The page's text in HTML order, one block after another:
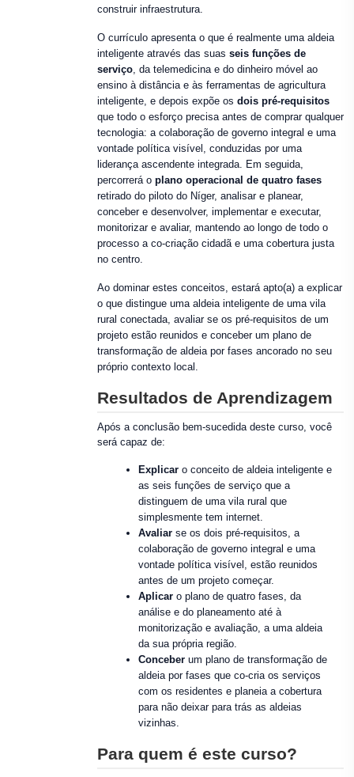
construir infraestrutura.
O currículo apresenta o que é realmente uma aldeia
inteligente através das suas seis funções de
serviço , da telemedicina e do dinheiro móvel ao
ensino à distância e às ferramentas de agricultura
inteligente, e depois expõe os dois pré-requisitos
que todo o esforço precisa antes de comprar qualquer
tecnologia: a colaboração de governo integral e uma
vontade política visível, conduzidas por uma
liderança ascendente integrada. Em seguida,
percorrerá o plano operacional de quatro fases
retirado do piloto do Níger, analisar e planear,
conceber e desenvolver, implementar e executar,
monitorizar e avaliar, mantendo ao longo de todo o
processo a co-criação cidadã e uma cobertura justa
no centro.
Ao dominar estes conceitos, estará apto(a) a explicar
o que distingue uma aldeia inteligente de uma vila
rural conectada, avaliar se os pré-requisitos de um
projeto estão reunidos e conceber um plano de
transformação de aldeia por fases ancorado no seu
próprio contexto local.
Resultados de Aprendizagem
Após a conclusão bem-sucedida deste curso, você
será capaz de:
Explicar o conceito de aldeia inteligente e
as seis funções de serviço que a
distinguem de uma vila rural que
simplesmente tem internet.
Avaliar se os dois pré-requisitos, a
colaboração de governo integral e uma
vontade política visível, estão reunidos
antes de um projeto começar.
Aplicar o plano de quatro fases, da
análise e do planeamento até à
monitorização e avaliação, a uma aldeia
da sua própria região.
Conceber um plano de transformação de
aldeia por fases que co-cria os serviços
com os residentes e planeia a cobertura
para não deixar para trás as aldeias
vizinhas.
Para quem é este curso?